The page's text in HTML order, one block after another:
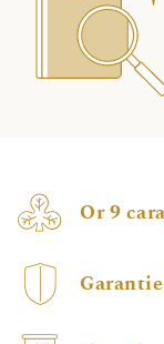
Or 9